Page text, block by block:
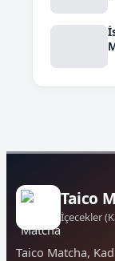
Taico
İçecekler
Taico Matcha,